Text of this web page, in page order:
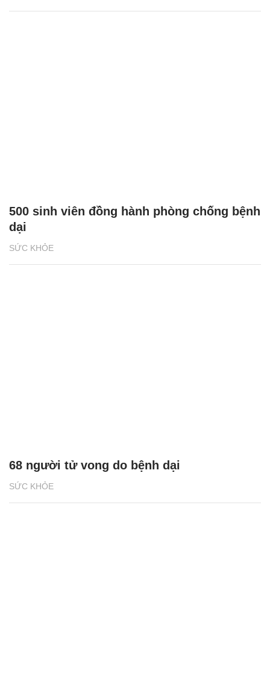
SỨC KHỎE
500 sinh viên đồng hành phòng chống bệnh
dại
SỨC KHỎE
68 người tử vong do bệnh dại